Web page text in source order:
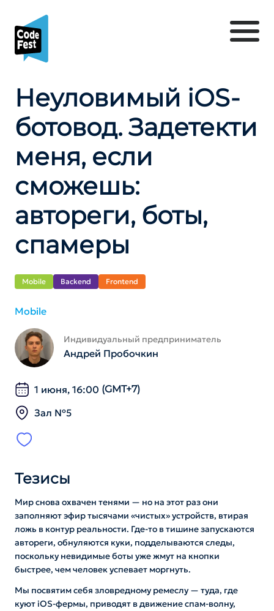
Неуловимый iOS-
ботовод. Задетекти
меня, если
сможешь:
автореги, боты,
спамеры
Mobile Backend Frontend
Mobile
Индивидуальный предприниматель
Андрей Пробочкин
1 июня, 16:00 (GMT+7)
Зал №5
Тезисы
Мир снова охвачен тенями — но на этот раз они
заполняют эфир тысячами «чистых» устройств, втирая
ложь в контур реальности. Где-то в тишине запускаются
автореги, обнуляются куки, подделываются следы,
поскольку невидимые боты уже жмут на кнопки
быстрее, чем человек успевает моргнуть.
Мы посвятим себя зловредному ремеслу — туда, где
куют iOS-фермы, приводят в движение спам-волну,